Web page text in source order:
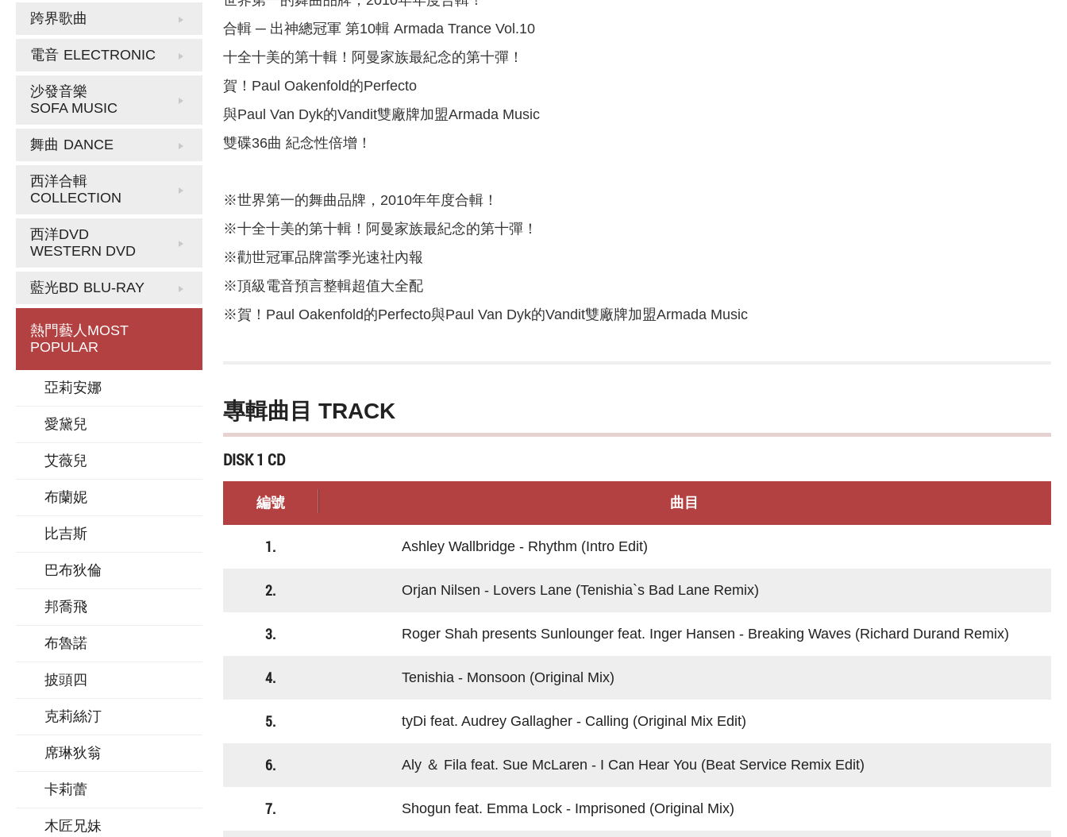
跨界歌曲
電音 ELECTRONIC
沙發音樂
SOFA MUSIC
舞曲 DANCE
西洋合輯
COLLECTION
西洋DVD
WESTERN DVD
藍光BD BLU-RAY
熱門藝人 MOST
POPULAR
亞莉安娜
愛黛兒
艾薇兒
布蘭妮
比吉斯
巴布狄倫
邦喬飛
布魯諾
披頭四
克莉絲汀
席琳狄翁
卡莉蕾
木匠兄妹
合輯 ─ 出神總冠軍 第10輯 Armada Trance Vol.10
十全十美的第十輯！阿曼家族最紀念的第十彈！
賀！Paul Oakenfold的Perfecto
與Paul Van Dyk的Vandit雙廠牌加盟Armada Music
雙碟36曲 紀念性倍增！
※世界第一的舞曲品牌，2010年年度合輯！
※十全十美的第十輯！阿曼家族最紀念的第十彈！
※勸世冠軍品牌當季光速社內報
※頂級電音預言整輯超值大全配
※賀！Paul Oakenfold的Perfecto與Paul Van Dyk的Vandit雙廠牌加盟Armada Music
專輯曲目 TRACK
DISK 1 CD
編號 曲目
1. Ashley Wallbridge - Rhythm (Intro Edit)
2. Orjan Nilsen - Lovers Lane (Tenishia`s Bad Lane Remix)
3. Roger Shah presents Sunlounger feat. Inger Hansen - Breaking Waves (Richard Durand Remix)
4. Tenishia - Monsoon (Original Mix)
5. tyDi feat. Audrey Gallagher - Calling (Original Mix Edit)
6. Aly ＆ Fila feat. Sue McLaren - I Can Hear You (Beat Service Remix Edit)
7. Shogun feat. Emma Lock - Imprisoned (Original Mix)